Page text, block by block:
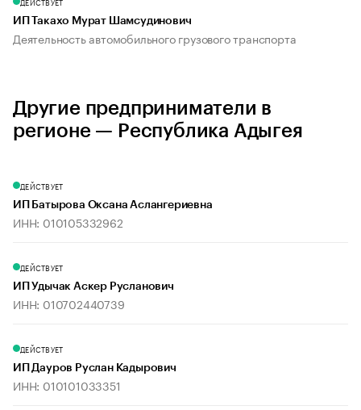
ИП Такахо Мурат Шамсудинович
Деятельность автомобильного грузового транспорта
Другие предприниматели в
регионе — Республика Адыгея
ДЕЙСТВУЕТ
ИП Батырова Оксана Аслангериевна
ИНН: 010105332962
ДЕЙСТВУЕТ
ИП Удычак Аскер Русланович
ИНН: 010702440739
ДЕЙСТВУЕТ
ИП Дауров Руслан Кадырович
ИНН: 010101033351